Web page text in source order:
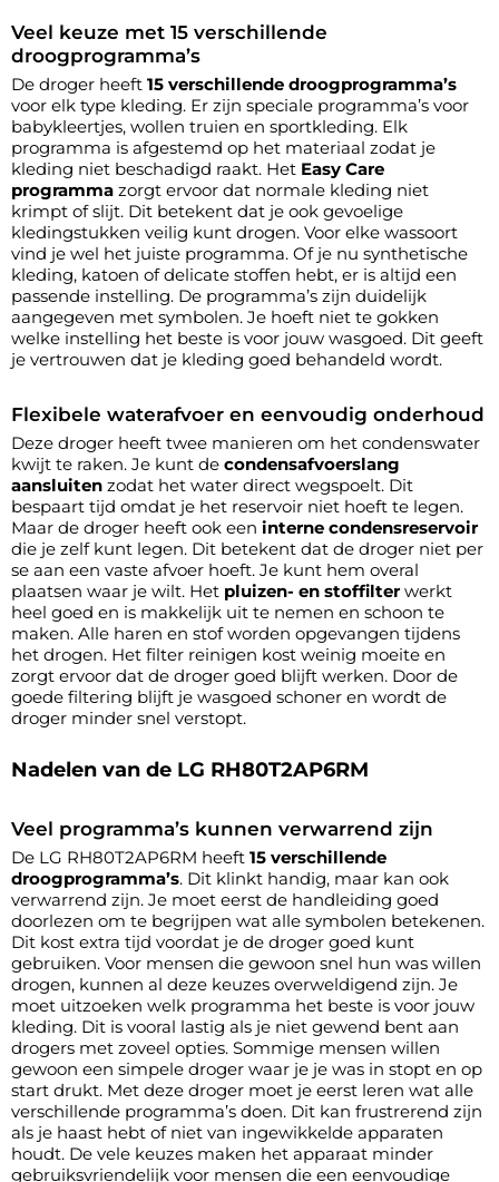
Veel keuze met 15 verschillende
droogprogramma’s
De droger heeft 15 verschillende droogprogramma’s
voor elk type kleding. Er zijn speciale programma’s voor
babykleertjes, wollen truien en sportkleding. Elk
programma is afgestemd op het materiaal zodat je
kleding niet beschadigd raakt. Het Easy Care
programma zorgt ervoor dat normale kleding niet
krimpt of slijt. Dit betekent dat je ook gevoelige
kledingstukken veilig kunt drogen. Voor elke wassoort
vind je wel het juiste programma. Of je nu synthetische
kleding, katoen of delicate stoffen hebt, er is altijd een
passende instelling. De programma’s zijn duidelijk
aangegeven met symbolen. Je hoeft niet te gokken
welke instelling het beste is voor jouw wasgoed. Dit geeft
je vertrouwen dat je kleding goed behandeld wordt.
Flexibele waterafvoer en eenvoudig onderhoud
Deze droger heeft twee manieren om het condenswater
kwijt te raken. Je kunt de condensafvoerslang
aansluiten zodat het water direct wegspoelt. Dit
bespaart tijd omdat je het reservoir niet hoeft te legen.
Maar de droger heeft ook een interne condensreservoir
die je zelf kunt legen. Dit betekent dat de droger niet per
se aan een vaste afvoer hoeft. Je kunt hem overal
plaatsen waar je wilt. Het pluizen- en stoffilterwerkt
heel goed en is makkelijk uit te nemen en schoon te
maken. Alle haren en stof worden opgevangen tijdens
het drogen. Het filter reinigen kost weinig moeite en
zorgt ervoor dat de droger goed blijft werken. Door de
goede filtering blijft je wasgoed schoner en wordt de
droger minder snel verstopt.
Nadelen van de LG RH80T2AP6RM
Veel programma’s kunnen verwarrend zijn
De LG RH80T2AP6RM heeft 15 verschillende
droogprogramma’s. Dit klinkt handig, maar kan ook
verwarrend zijn. Je moet eerst de handleiding goed
doorlezen om te begrijpen wat alle symbolen betekenen.
Dit kost extra tijd voordat je de droger goed kunt
gebruiken. Voor mensen die gewoon snel hun was willen
drogen, kunnen al deze keuzes overweldigend zijn. Je
moet uitzoeken welk programma het beste is voor jouw
kleding. Dit is vooral lastig als je niet gewend bent aan
drogers met zoveel opties. Sommige mensen willen
gewoon een simpele droger waar je je was in stopt en op
start drukt. Met deze droger moet je eerst leren wat alle
verschillende programma’s doen. Dit kan frustrerend zijn
als je haast hebt of niet van ingewikkelde apparaten
houdt. De vele keuzes maken het apparaat minder
gebruiksvriendelijk voor mensen die een eenvoudige